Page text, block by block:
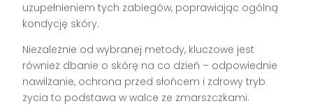
uzupełnieniem tych zabiegów, poprawiając ogólną
kondycję skóry.
Niezależnie od wybranej metody, kluczowe jest
również dbanie o skórę na co dzień – odpowiednie
nawilżanie, ochrona przed słońcem i zdrowy tryb
życia to podstawa w walce ze zmarszczkami.